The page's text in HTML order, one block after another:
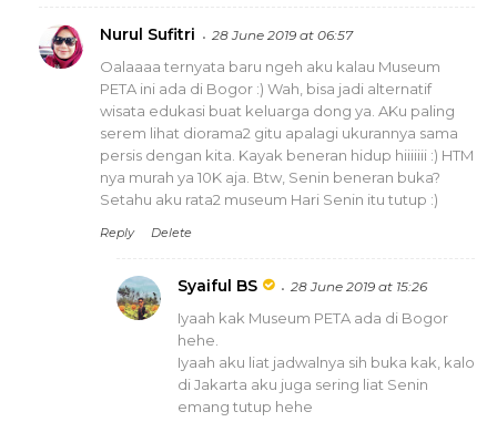
Nurul Sufitri 28 June 2019 at 06:57
Oalaaaa ternyata baru ngeh aku kalau Museum
PETA ini ada di Bogor :) Wah, bisa jadi alternatif
wisata edukasi buat keluarga dong ya. AKu paling
serem lihat diorama2 gitu apalagi ukurannya sama
persis dengan kita. Kayak beneran hidup hiiiiiii :) HTM
nya murah ya 10K aja. Btw, Senin beneran buka?
Setahu aku rata2 museum Hari Senin itu tutup :)
Reply Delete
Syaiful BS 28 June 2019 at 15:26
Iyaah kak Museum PETA ada di Bogor
hehe.
Iyaah aku liat jadwalnya sih buka kak, kalo
di Jakarta aku juga sering liat Senin
emang tutup hehe